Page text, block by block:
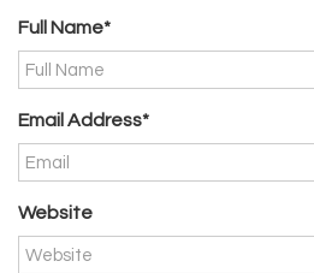
Full Name*
Email Address*
Website